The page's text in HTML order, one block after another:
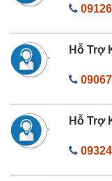
Hỗ Trợ
Hỗ Trợ